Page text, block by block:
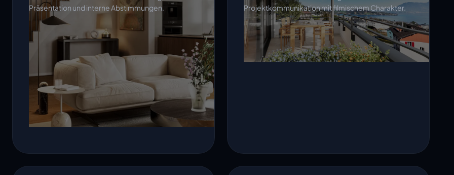
Präsentation und interne Abstimmungen.
Projektkommunikation mit filmischem Charakter.